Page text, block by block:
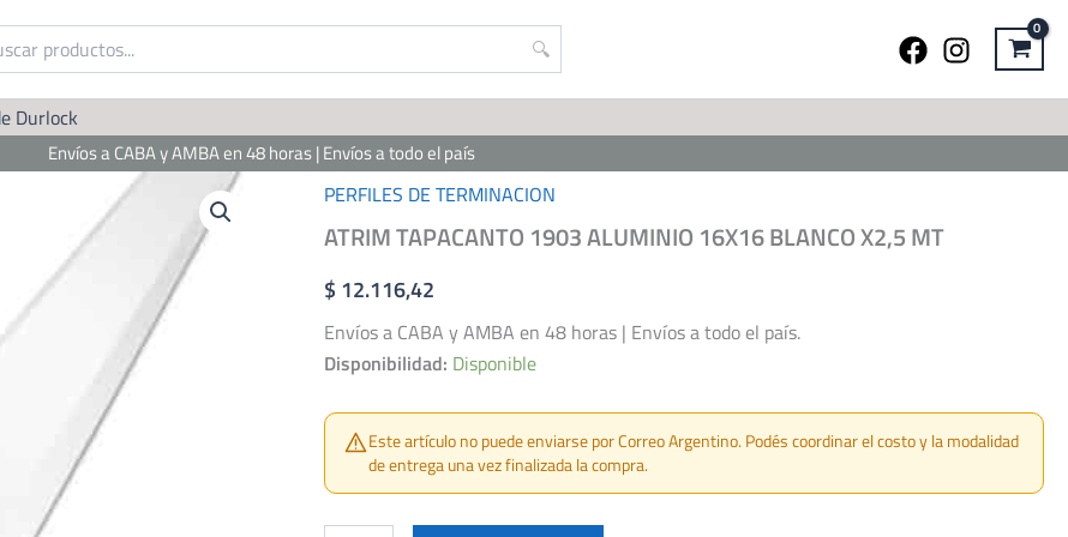
Durlock
Envíos a CABA y AMBA en 48 horas | Envíos a todo el país
PERFILES DE TERMINACION
ATRIM TAPACANTO 1903 ALUMINIO 16X16 BLANCO X2,5 MT
$ 12.116,42
Envíos a CABA y AMBA en 48 horas | Envíos a todo el país.
Disponibilidad: Disponible
Este artículo no puede enviarse por Correo Argentino. Podés coordinar el costo y la modalidad
de entrega una vez finalizada la compra.
ATRIM